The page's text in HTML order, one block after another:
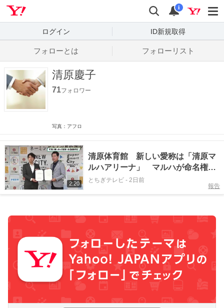
検索
通知
i
ログイン ID新規取得
フォローとは フォローリスト
清原慶子
71フォロワー
写真：アフロ
2:20
清原体育館 新しい愛称は「清原マ
ルハアリーナ」 マルハが命名権獲
得 契約調印式 宇都宮市
とちぎテレビ - 2日前
報告